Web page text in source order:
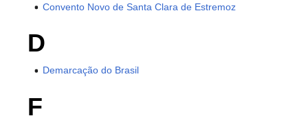
Convento Novo de Santa Clara de Estremoz
D
Demarcação do Brasil
F